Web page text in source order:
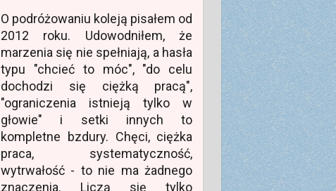
O podróżowaniu koleją pisałem od
2012 roku. Udowodniłem, że
marzenia się nie spełniają, a hasła
typu "chcieć to móc", "do celu
dochodzi się ciężką pracą",
"ograniczenia istnieją tylko w
głowie" i setki innych to
kompletne bzdury. Chęci, ciężka
praca, systematyczność,
wytrwałość - to nie ma żadnego
znaczenia. Liczą się tylko